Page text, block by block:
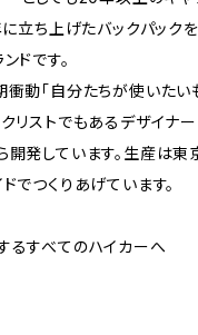
立ち上げたバックパック
ドです。
衝動「自分たちが使いたい
リストでもあるデザイナ
開発しています。生産は
でつくりあげています。
るすべてのハイカーへ